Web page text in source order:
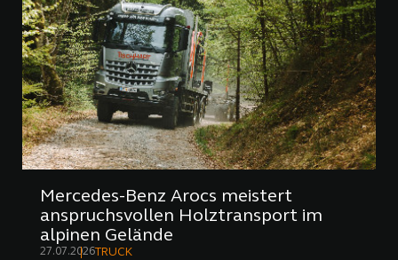
Mercedes-Benz Arocs meistert
anspruchsvollen Holztransport im
alpinen Gelände
27.07.2026 TRUCK